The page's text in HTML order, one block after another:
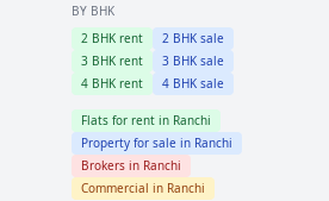
BY BHK
2 BHK rent 2 BHK sale
3 BHK rent 3 BHK sale
4 BHK rent 4 BHK sale
Flats for rent in Ranchi
Property for sale in Ranchi
Brokers in Ranchi
Commercial in Ranchi